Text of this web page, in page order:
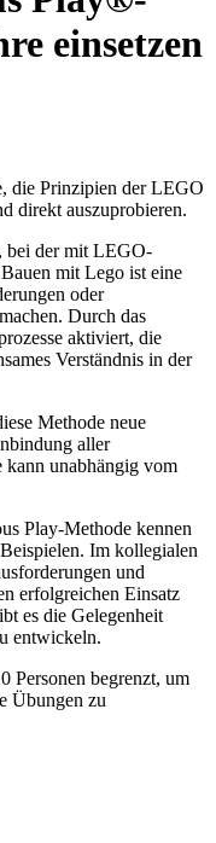
einsetzen
die Prinzipien der LEGO
direkt auszuprobieren.
bei der mit LEGO-
mit Lego ist eine
oder
Durch das
aktiviert, die
Verständnis in der
Methode neue
aller
kann unabhängig vom
Play-Methode kennen
Im kollegialen
und
erfolgreichen Einsatz
es die Gelegenheit
entwickeln.
Personen begrenzt, um
Übungen zu